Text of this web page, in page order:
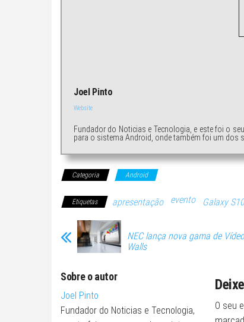
Joel Pinto
Website
Fundador do Noticias e Tecnologia, e este foi o
para o sistema Android, onde também foi um dos
Categoria Android
Etiquetas apresentação evento Galaxy S10
NEC lança nova gama de Vídeo
Walls
Sobre o autor
Joel Pinto
Fundador do Noticias e Tecnologia,
O seu